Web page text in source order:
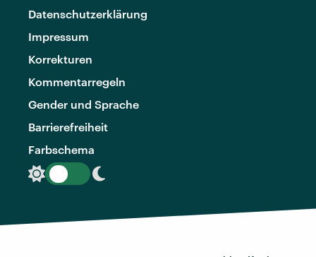
Datenschutzerklärung
Impressum
Korrekturen
Kommentarregeln
Gender und Sprache
Barrierefreiheit
Farbschema